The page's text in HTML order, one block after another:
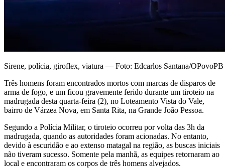
Sirene, polícia, giroflex, viatura — Foto: Edcarlos Santana/OPovoPB
Três homens foram encontrados mortos com marcas de disparos de
arma de fogo, e um ficou gravemente ferido durante um tiroteio na
madrugada desta quarta-feira (2), no Loteamento Vista do Vale,
bairro de Várzea Nova, em Santa Rita, na Grande João Pessoa.
Segundo a Polícia Militar, o tiroteio ocorreu por volta das 3h da
madrugada, quando as autoridades foram acionadas. No entanto,
devido à escuridão e ao extenso matagal na região, as buscas iniciais
não tiveram sucesso. Somente pela manhã, as equipes retornaram ao
local e encontraram os corpos de três homens alvejados.